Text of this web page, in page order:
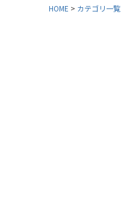
HOME カテゴリ一覧